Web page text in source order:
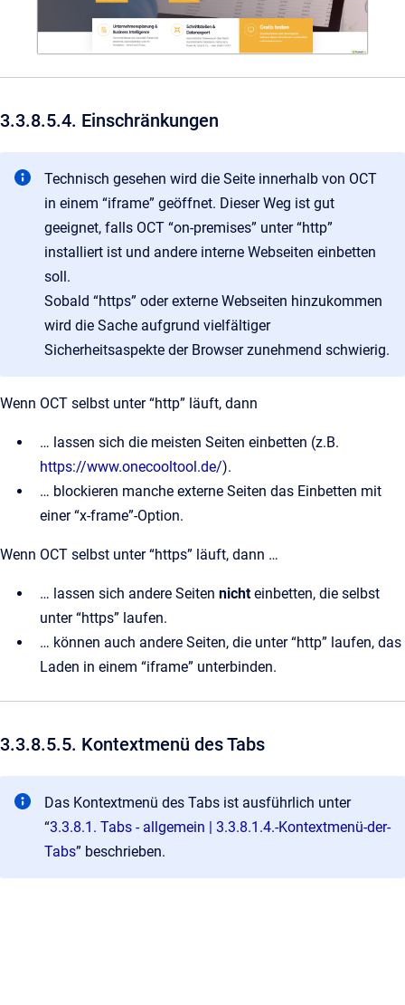
3.3.8.5.4. Einschränkungen
Technisch gesehen wird die Seite innerhalb von OCT
in einem “iframe” geöffnet. Dieser Weg ist gut
geeignet, falls OCT “on-premises” unter “http”
installiert ist und andere interne Webseiten einbetten
soll.
Sobald “https” oder externe Webseiten hinzukommen
wird die Sache aufgrund vielfältiger
Sicherheitsaspekte der Browser zunehmend schwierig.
Wenn OCT selbst unter “http” läuft, dann
… lassen sich die meisten Seiten einbetten (z.B.
https://www.onecooltool.de/).
… blockieren manche externe Seiten das Einbetten mit
einer “x-frame”-Option.
Wenn OCT selbst unter “https” läuft, dann …
… lassen sich andere Seiten nichteinbetten, die selbst
unter “https” laufen.
… können auch andere Seiten, die unter “http” laufen, das
Laden in einem “iframe” unterbinden.
3.3.8.5.5. Kontextmenü des Tabs
Das Kontextmenü des Tabs ist ausführlich unter
“3.3.8.1. Tabs - allgemein | 3.3.8.1.4.-Kontextmenü-der-
Tabs” beschrieben.